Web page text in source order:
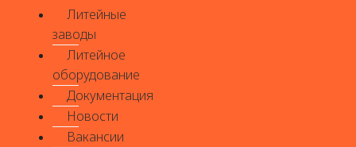
Литейные
заводы
Литейное
оборудование
Документация
Новости
Вакансии